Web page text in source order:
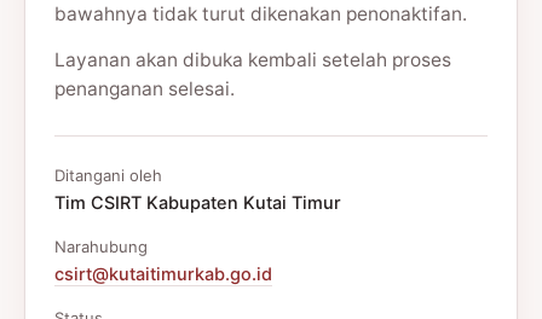
bawahnya tidak turut dikenakan penonaktifan.
Layanan akan dibuka kembali setelah proses
penanganan selesai.
Ditangani oleh
Tim CSIRT Kabupaten Kutai Timur
Narahubung
csirt@kutaitimurkab.go.id